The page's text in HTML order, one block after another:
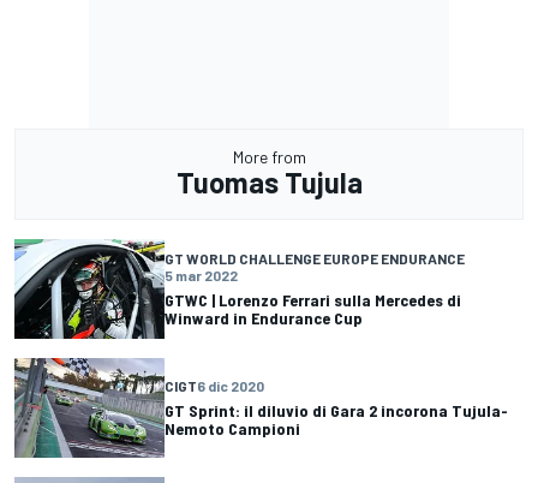
More from
Tuomas Tujula
GT WORLD CHALLENGE EUROPE ENDURANCE
5 mar 2022
GTWC | Lorenzo Ferrari sulla Mercedes di
Winward in Endurance Cup
CIGT6 dic 2020
GT Sprint: il diluvio di Gara 2 incorona Tujula-
Nemoto Campioni